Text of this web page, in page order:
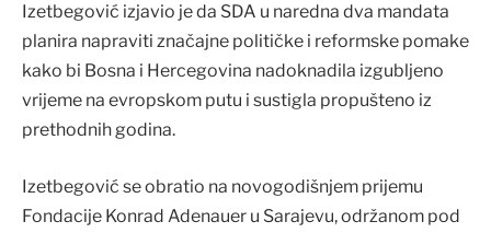
Izetbegović izjavio je da SDA u naredna dva mandata
planira napraviti značajne političke i reformske pomake
kako bi Bosna i Hercegovina nadoknadila izgubljeno
vrijeme na evropskom putu i sustigla propušteno iz
prethodnih godina.
Izetbegović se obratio na novogodišnjem prijemu
Fondacije Konrad Adenauer u Sarajevu, održanom pod